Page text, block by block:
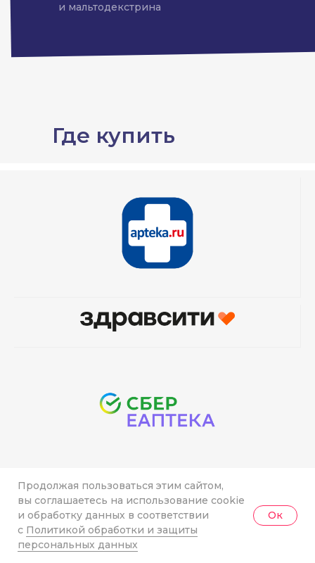
Продолжая пользоваться этим сайтом,
вы соглашаетесь на использование cookie
и обработку данных в соответствии
с Политикой обработки и защиты
персональных данных
Ок
и мальтодекстрина
Где купить